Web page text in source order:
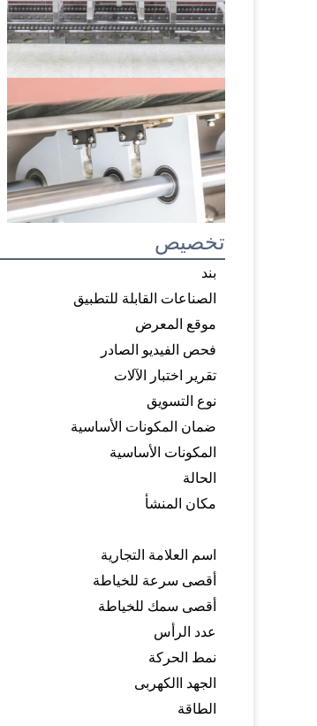
تخصيص
بند
الصناعات القابلة للتطبيق
موقع المعرض
فحص الفيديو الصادر
تقرير اختبار الآلات
نوع التسويق
ضمان المكونات الأساسية
المكونات الأساسية
الحالة
مكان المنشأ
اسم العلامة التجارية
أقصى سرعة للخياطة
أقصى سمك للخياطة
عدد الرأس
نمط الحركة
الجهد االكهربى
الطاقة